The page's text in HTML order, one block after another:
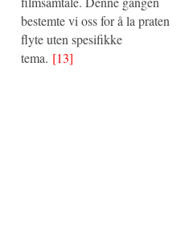
bestemte vi oss for å la praten
flyte uten spesifikke
tema. [13]